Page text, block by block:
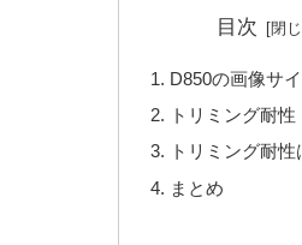
目次
D850の画像サ
トリミング耐
トリミング耐性
まとめ